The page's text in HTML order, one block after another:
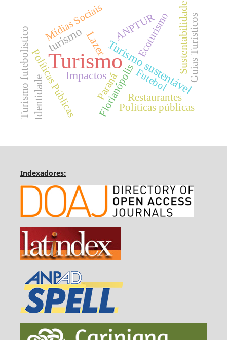
TurismoTurismo sustentável
turismo
Impactos
Lazer Sustentabilidade
Ecoturismo
Florianópolis
Mídias Sociais
Políticas públicas
Restaurantes
Paraná
Políticas Públicas
Identidade
Guias Turísticos
Turismo futebolístico Futebol
ANPTUR
Indexadores: